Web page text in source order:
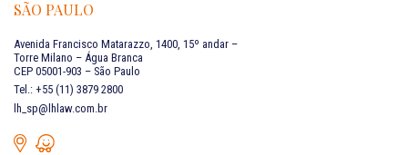
SÃO PAULO
Avenida Francisco Matarazzo, 1400, 15º andar –
Torre Milano – Água Branca
CEP 05001-903 – São Paulo
Tel.: +55 (11) 3879 2800
lh_sp@lhlaw.com.br